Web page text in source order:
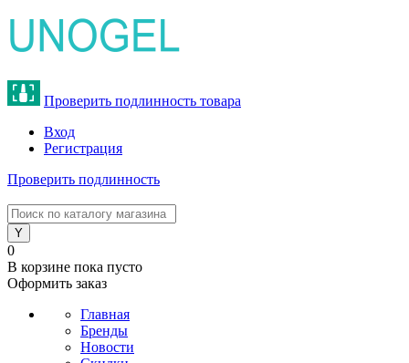
Проверить подлинность товара
Вход
Регистрация
Проверить подлинность
0
В корзине пока пусто
Оформить заказ
Главная
Бренды
Новости